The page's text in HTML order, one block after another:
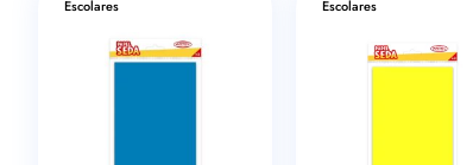
Escolares Escolares